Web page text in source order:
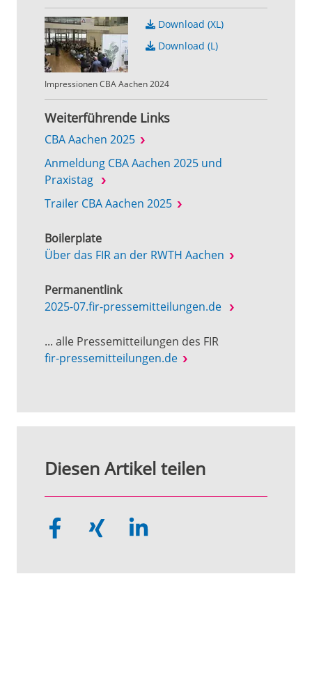
Download (XL)
Download (L)
Impressionen CBA Aachen 2024
Weiterführende Links
CBA Aachen 2025
Anmeldung CBA Aachen 2025 und
Praxistag
Trailer CBA Aachen 2025
Boilerplate
Über das FIR an der RWTH Aachen
Permanentlink
2025-07.fir-pressemitteilungen.de
... alle Pressemitteilungen des FIR
fir-pressemitteilungen.de
Diesen Artikel teilen